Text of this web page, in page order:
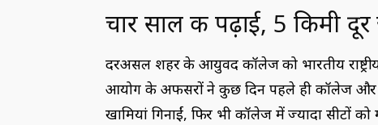
चार साल की पढ़ाई, 5 किमी
दरअसल शहर के आयुर्वेद कॉलेज को भारतीय
आयोग के अफसरों ने कुछ दिन पहले ही कॉलेज और
खामियां गिनाईं, फिर भी कॉलेज में ज्यादा सीटों